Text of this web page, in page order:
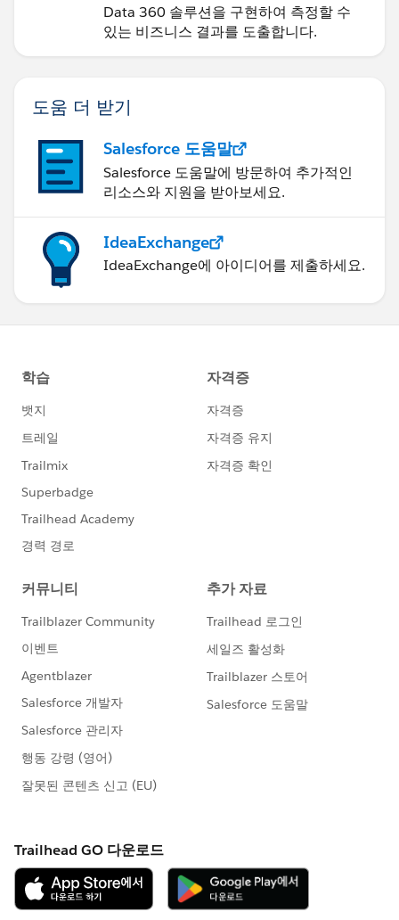
Data 360 솔루션을 구현하여 측정할 수
있는 비즈니스 결과를 도출합니다.
도움 더 받기
Salesforce 도움말
Salesforce 도움말에 방문하여 추가적인
리소스와 지원을 받아보세요.
IdeaExchange
IdeaExchange에 아이디어를 제출하세요.